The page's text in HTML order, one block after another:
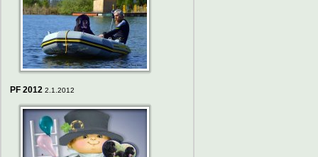
PF 2012 2.1.2012